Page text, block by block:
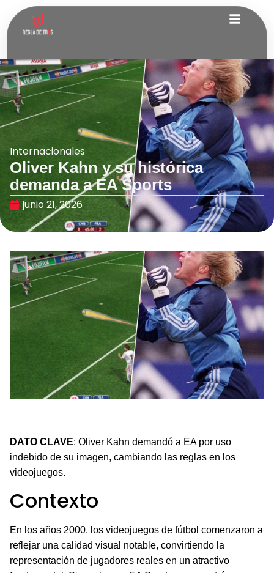
Internacionales
Oliver Kahn y su histórica
demanda a EA Sports
junio 21, 2026
DATO CLAVE: Oliver Kahn demandó a EA por uso
indebido de su imagen, cambiando las reglas en los
videojuegos.
Contexto
En los años 2000, los videojuegos de fútbol comenzaron a
reflejar una calidad visual notable, convirtiendo la
representación de jugadores reales en un atractivo